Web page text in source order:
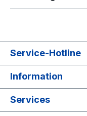
Service-Hotline
Information
Services